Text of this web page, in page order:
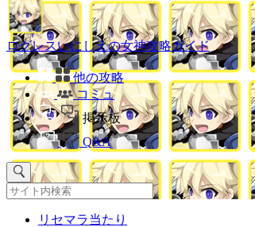
ログレスいにしえの女神攻略ガイド
他の攻略
コミュ
掲示板
Q&A
リセマラ当たり